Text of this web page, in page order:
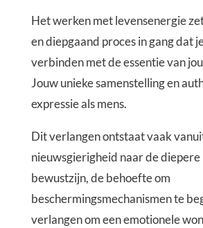
Het werken met levensenergie
en diepgaand proces in gang dat
verbinden met de essentie van
Jouw unieke samenstelling en
expressie als mens.
Dit verlangen ontstaat vaak
nieuwsgierigheid naar de diepere
bewustzijn, de behoefte om
beschermingsmechanismen te
verlangen om een emotionele